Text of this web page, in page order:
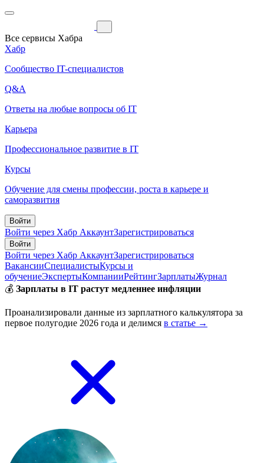
Все сервисы Хабра
Хабр
Сообщество IT-специалистов
Q&A
Ответы на любые вопросы об IT
Карьера
Профессиональное развитие в IT
Курсы
Обучение для смены профессии, роста в карьере и
саморазвития
Войти
Войти через Хабр АккаунтЗарегистрироваться
Войти
Войти через Хабр АккаунтЗарегистрироваться
ВакансииСпециалистыКурсы и
обучениеЭкспертыКомпанииРейтингЗарплатыЖурнал
💰 Зарплаты в IT растут медленнее инфляции
Проанализировали данные из зарплатного калькулятора за
первое полугодие 2026 года и делимся в статье →